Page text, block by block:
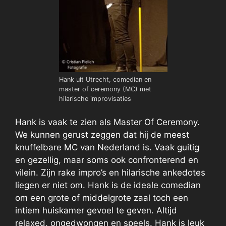
Hank uit Utrecht, comedian en
master of ceremony (MC) met
hilarische improvisaties
Hank is vaak te zien als Master Of Ceremony.
We kunnen gerust zeggen dat hij de meest
knuffelbare MC van Nederland is. Vaak guitig
en gezellig, maar soms ook confronterend en
vilein. Zijn rake impro’s en hilarische ankedotes
liegen er niet om. Hank is de ideale comedian
om een grote of middelgrote zaal toch een
intiem huiskamer gevoel te geven. Altijd
relaxed, ongedwongen en speels. Hank is leuk